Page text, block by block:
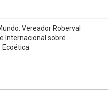
Vereador Roberval
Internacional sobre
Ecoética